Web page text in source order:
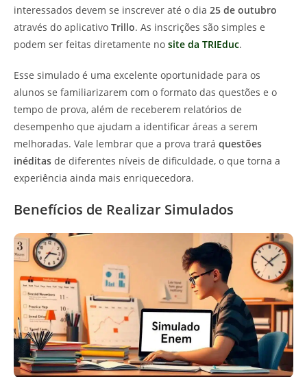
interessados devem se inscrever até o dia 25 de outubro
através do aplicativo Trillo. As inscrições são simples e
podem ser feitas diretamente no site da TRIEduc.
Esse simulado é uma excelente oportunidade para os
alunos se familiarizarem com o formato das questões e o
tempo de prova, além de receberem relatórios de
desempenho que ajudam a identificar áreas a serem
melhoradas. Vale lembrar que a prova trará questões
inéditas de diferentes níveis de dificuldade, o que torna a
experiência ainda mais enriquecedora.
Benefícios de Realizar Simulados